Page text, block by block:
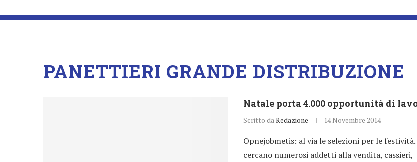
PANETTIERI GRANDE DISTRIBUZIONE
Natale porta 4.000 opportunità di
Scritto daRedazione 14 Novembre 2014
Opnejobmetis: al via le selezioni per le festività.
cercano numerosi addetti alla vendita, cassieri,